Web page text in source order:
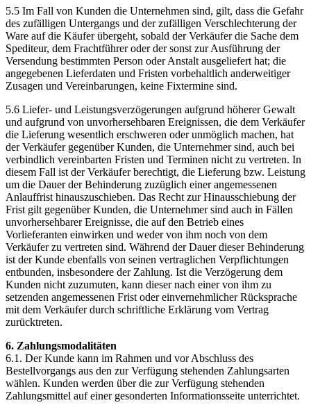
5.5 Im Fall von Kunden die Unternehmen sind, gilt, dass die Gefahr
des zufälligen Untergangs und der zufälligen Verschlechterung der
Ware auf die Käufer übergeht, sobald der Verkäufer die Sache dem
Spediteur, dem Frachtführer oder der sonst zur Ausführung der
Versendung bestimmten Person oder Anstalt ausgeliefert hat; die
angegebenen Lieferdaten und Fristen vorbehaltlich anderweitiger
Zusagen und Vereinbarungen, keine Fixtermine sind.
5.6 Liefer- und Leistungsverzögerungen aufgrund höherer Gewalt
und aufgrund von unvorhersehbaren Ereignissen, die dem Verkäufer
die Lieferung wesentlich erschweren oder unmöglich machen, hat
der Verkäufer gegenüber Kunden, die Unternehmer sind, auch bei
verbindlich vereinbarten Fristen und Terminen nicht zu vertreten. In
diesem Fall ist der Verkäufer berechtigt, die Lieferung bzw. Leistung
um die Dauer der Behinderung zuzüglich einer angemessenen
Anlauffrist hinauszuschieben. Das Recht zur Hinausschiebung der
Frist gilt gegenüber Kunden, die Unternehmer sind auch in Fällen
unvorhersehbarer Ereignisse, die auf den Betrieb eines
Vorlieferanten einwirken und weder von ihm noch von dem
Verkäufer zu vertreten sind. Während der Dauer dieser Behinderung
ist der Kunde ebenfalls von seinen vertraglichen Verpflichtungen
entbunden, insbesondere der Zahlung. Ist die Verzögerung dem
Kunden nicht zuzumuten, kann dieser nach einer von ihm zu
setzenden angemessenen Frist oder einvernehmlicher Rücksprache
mit dem Verkäufer durch schriftliche Erklärung vom Vertrag
zurücktreten.
6. Zahlungsmodalitäten
6.1. Der Kunde kann im Rahmen und vor Abschluss des
Bestellvorgangs aus den zur Verfügung stehenden Zahlungsarten
wählen. Kunden werden über die zur Verfügung stehenden
Zahlungsmittel auf einer gesonderten Informationsseite unterrichtet.